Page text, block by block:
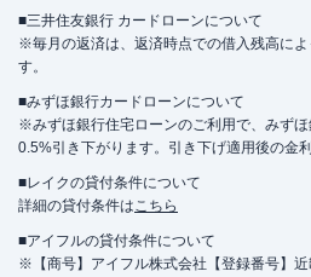
■三井住友銀行 カードローンについて
※毎月の返済は、返済時点での借入残高に
す。
■みずほ銀行カードローンについて
※みずほ銀行住宅ローンのご利用で、みず
0.5%引き下がります。引き下げ適用後の金
■レイクの貸付条件について
詳細の貸付条件はこちら
■アイフルの貸付条件について
※【商号】アイフル株式会社【登録番号】